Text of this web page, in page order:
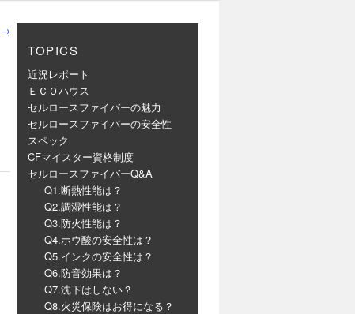
→
TOPICS
近況レポート
ＥＣＯハウス
セルロースファイバーの魅力
セルロースファイバーの安全性
スペック
CFマイスター資格制度
セルロースファイバーQ&A
Q1.断熱性能は？
Q2.調湿性能は？
Q3.防火性能は？
Q4.ホウ酸の安全性は？
Q5.インクの安全性は？
Q6.防音効果は？
Q7.沈下はしない？
Q8.火災保険はお得になる？